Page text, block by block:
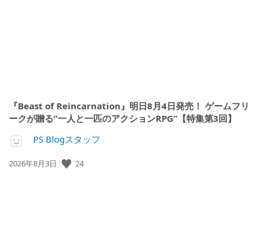
『Beast of Reincarnation』明日8月4日発売！ ゲームフリ
ークが贈る“一人と一匹のアクションRPG”【特集第3回】
PS Blogスタッフ
公
2026年8月3日 24